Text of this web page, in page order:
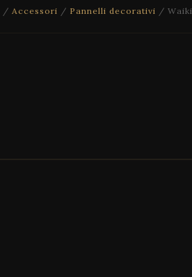
/ Accessori / Pannelli decorativi /